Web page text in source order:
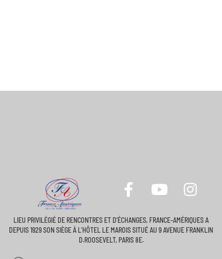
LIEU PRIVILÉGIÉ DE RENCONTRES ET D’ÉCHANGES, FRANCE-AMÉRIQUES A
DEPUIS 1929 SON SIÈGE À L’HÔTEL LE MAROIS SITUÉ AU 9 AVENUE FRANKLIN
D.ROOSEVELT, PARIS 8E.